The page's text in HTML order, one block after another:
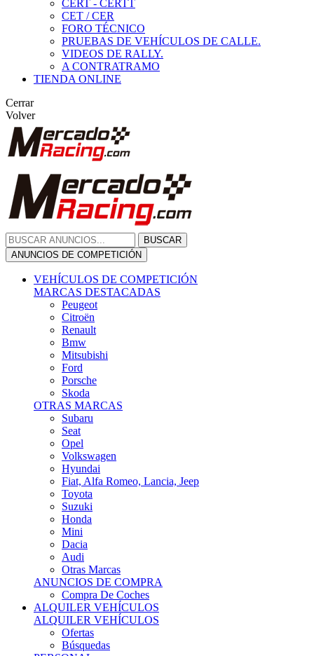
CERT - CERTT
CET / CER
FORO TÉCNICO
PRUEBAS DE VEHÍCULOS DE CALLE.
VIDEOS DE RALLY.
A CONTRATRAMO
TIENDA ONLINE
Cerrar
Volver
BUSCAR
ANUNCIOS DE COMPETICIÓN
VEHÍCULOS DE COMPETICIÓN
MARCAS DESTACADAS
Peugeot
Citroën
Renault
Bmw
Mitsubishi
Ford
Porsche
Skoda
OTRAS MARCAS
Subaru
Seat
Opel
Volkswagen
Hyundai
Fiat, Alfa Romeo, Lancia, Jeep
Toyota
Suzuki
Honda
Mini
Dacia
Audi
Otras Marcas
ANUNCIOS DE COMPRA
Compra De Coches
ALQUILER VEHÍCULOS
ALQUILER VEHÍCULOS
Ofertas
Búsquedas